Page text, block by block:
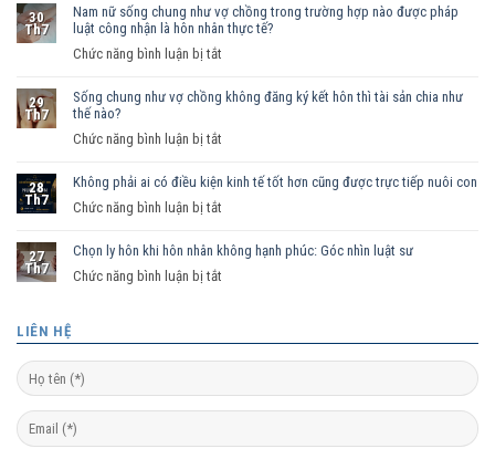
30
Th7
Nam nữ sống chung như vợ chồng trong trường hợp nào được pháp
luật công nhận là hôn nhân thực tế?
Chức năng bình luận bị tắt
nữ
vợ
trường
pháp
luật
nhận
hôn
29
Th7
Sống chung như vợ chồng không đăng ký kết hôn thì tài sản chia như
thế nào?
Chức năng bình luận bị tắt
chung
chồng
hôn
chia
28
Th7
Không phải ai có điều kiện kinh tế tốt hơn cũng được trực tiếp nuôi con
Chức năng bình luận bị tắt
phải
kiện
kinh
cũng
27
Th7
Chọn ly hôn khi hôn nhân không hạnh phúc: Góc nhìn luật sư
Chức năng bình luận bị tắt
hôn
khi
nhân
hạnh
LIÊN HỆ